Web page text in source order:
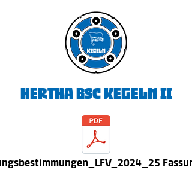
HERTHA BSC KEGELN II